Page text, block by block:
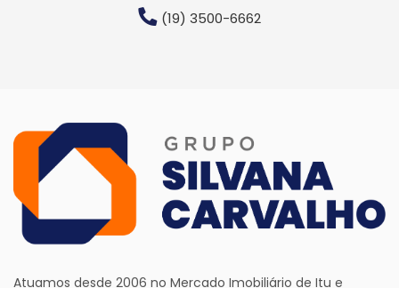
(19) 3500-6662
Atuamos desde 2006 no Mercado Imobiliário de Itu e